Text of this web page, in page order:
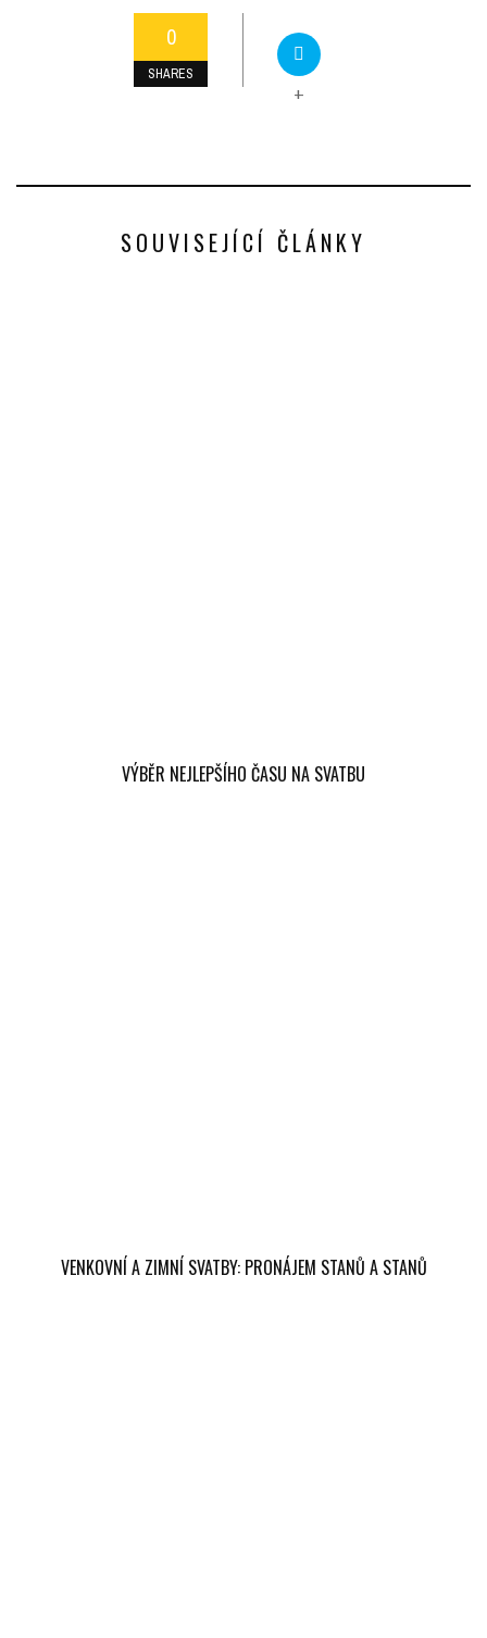
0
SHARES
+
SOUVISEJÍCÍ ČLÁNKY
VÝBĚR NEJLEPŠÍHO ČASU NA SVATBU
VENKOVNÍ A ZIMNÍ SVATBY: PRONÁJEM STANŮ A STANŮ